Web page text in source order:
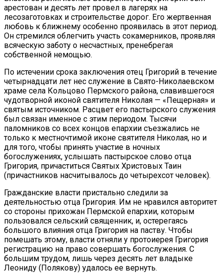
арестован и десять лет провел в лагерях на
лесозаготовках и строительстве дорог. Его жертвенная
любовь к ближнему особенно проявилась в этот период.
Он стремился облегчить участь сокамерников, проявляя
всяческую заботу о несчастных, пренебрегая
собственной немощью.
По истечении срока заключения отец Григорий в течение
четырнадцати лет нес служение в Свято-Николаевском
храме села Кольцово Пермского района, славившегося
чудотворной иконой святителя Николая — «Пещерная» и
святым источником. Расцвет его пастырского служения
был связан именное с этим периодом. Тысячи
паломников со всех концов епархии съезжались не
только к местночтимой иконе святителя Николая, но и
для того, чтобы принять участие в ночных
богослужениях, услышать пастырское слово отца
Григория, причаститься Святых Христовых Таин
(причастников насчитывалось до четырехсот человек).
Гражданские власти пристально следили за
деятельностью отца Григория. Им не нравился авторитет
со стороны прихожан Пермской епархии, которым
пользовался сельский священник, и, остерегаясь
большого влияния отца Григория на паству. Чтобы
помешать этому, власти отняли у протоиерея Григория
регистрацию на право совершать богослужения. С
большим трудом, лишь через десять лет владыке
Леониду (Полякову) удалось ее вернуть.